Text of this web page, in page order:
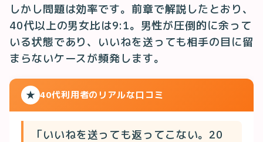
しかし問題は効率です。前章で解説したとおり、
40代以上の男女比は9:1。男性が圧倒的に余って
いる状態であり、いいねを送っても相手の目に留
まらないケースが頻発します。
★ 40代利用者のリアルな口コミ
「いいねを送っても返ってこない。20